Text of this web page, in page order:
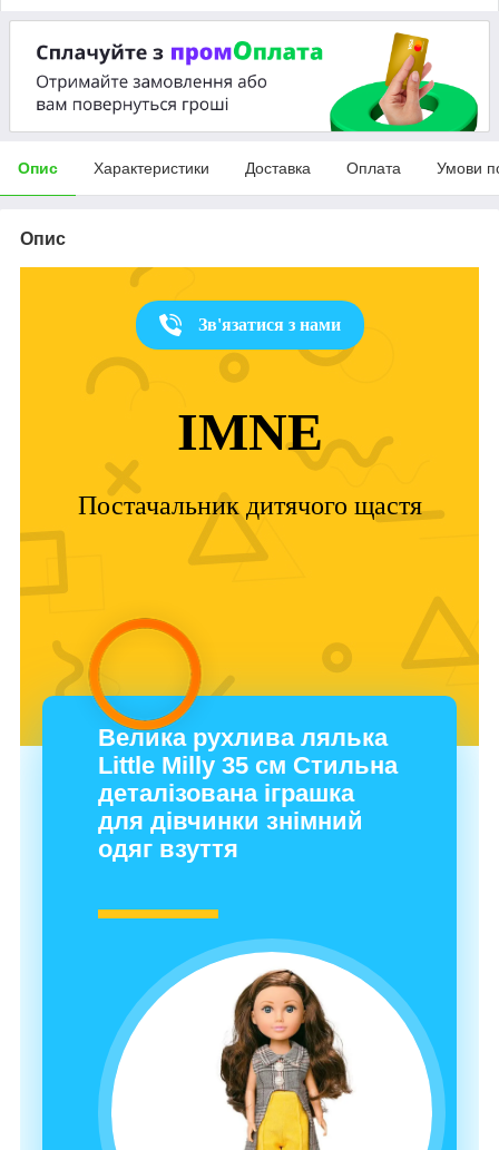
Опис Характеристики Доставка Оплата Умови
Опис
Зв'язатися з нами
IMNE
Постачальник дитячого щастя
Велика рухлива лялька
Little Milly 35 см Стильна
деталізована іграшка
для дівчинки знімний
одяг взуття